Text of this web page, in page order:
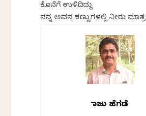
ಕೊನೆಗೆ ಉಳಿದಿದ್ದು
ನನ್ನ ಅವನ ಕಣ್ಣುಗಳಲ್ಲಿ ನೀರು ಮಾತ್ರ
ರಾಜು ಹೆಗಡೆ